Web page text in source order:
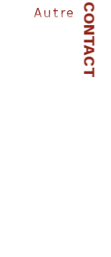
CONTACT
Autre